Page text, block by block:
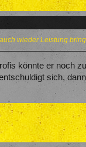
wieder Leistung
könnte er noch
sich,